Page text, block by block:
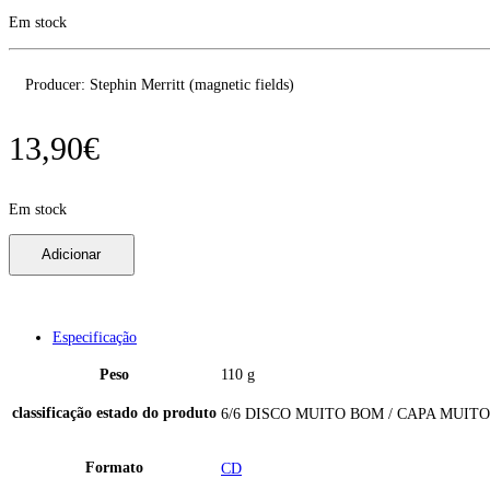
Em stock
Producer: Stephin Merritt (magnetic fields)
13,90€
Em stock
The
-
Thistles
CIRCUS
Adicionar
Especificação
Peso 110 g
classificação estado do produto 6/6 DISCO MUITO BOM / CAPA
Formato CD